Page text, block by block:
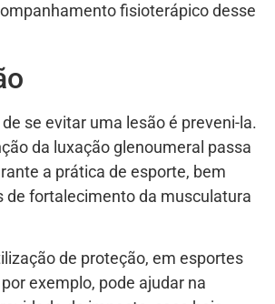
fisioterápico desse
se evitar uma lesão é preveni-la.
da luxação glenoumeral passa
a prática de esporte, bem
de fortalecimento da musculatura
de proteção, em esportes
exemplo, pode ajudar na